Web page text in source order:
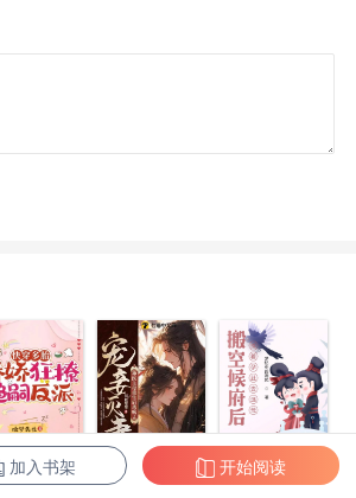
而她就是导致他们彻底黑化的罪魁
，以及他们一家惨死的命运。 林书
既然她是导火索，那她就挥刀斩索，
话下。育儿、持家、创富，她更是无
，昔日的盲眼老妪登基为太后，沉
。 林书望着自己修补好的剧情，
成身退。却被那权势滔天的摄政王给
多胎，娇
宠妾灭妻？神
搬空候府后，
加入书架 开始阅读